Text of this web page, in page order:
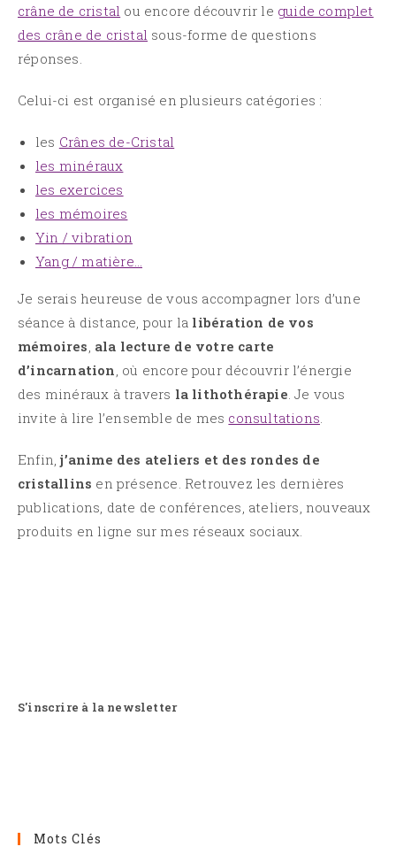
crâne de cristal ou encore découvrir le guide complet
des crâne de cristal sous-forme de questions
réponses.
Celui-ci est organisé en plusieurs catégories :
les Crânes de-Cristal
les minéraux
les exercices
les mémoires
Yin / vibration
Yang / matière…
Je serais heureuse de vous accompagner lors d’une
séance à distance, pour la libération de vos
mémoires ala lecture de votre carte
d’incarnation , où encore pour découvrir l’énergie
des minéraux à travers la lithothérapie . Je vous
invite à lire l’ensemble de mes consultations
Enfin,j’anime des ateliers et des rondes de
cristallins en présence. Retrouvez les dernières
publications, date de conférences, ateliers, nouveaux
produits en ligne sur mes réseaux sociaux.
S'inscrire à la newsletter
Mots Clés